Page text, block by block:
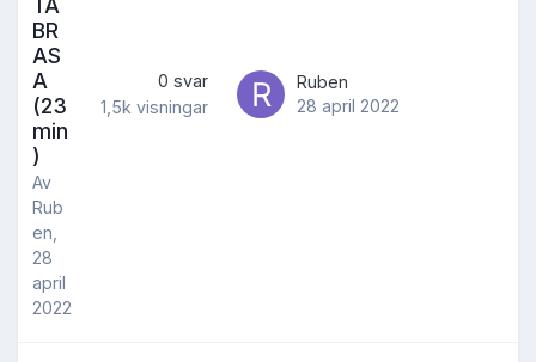
TA
BR
AS
A
(23
min
)
Av
Rub
en,
28
april
2022
0 svar
1,5k visningar
Ruben
28 april 2022